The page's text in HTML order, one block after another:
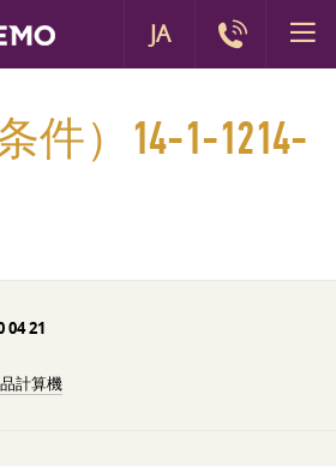
件）14-1-1214-
04 21
計算機
JA